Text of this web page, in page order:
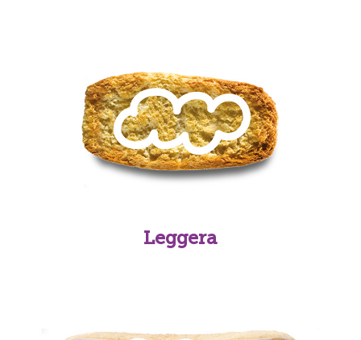
Leggera